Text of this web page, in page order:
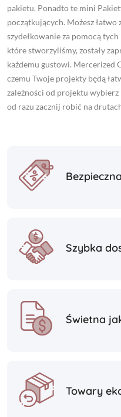
pakietu. Ponadto te mini
początkujących. Możesz łatwo
szydełkowanie za pomocą
które stworzyliśmy, zostały
każdemu gustowi. Mercerized
czemu Twoje projekty będą
zależności od projektu
od razu zacznij robić na
Szybka
Świetna
Towary